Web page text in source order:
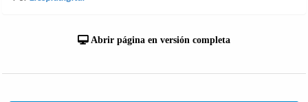
Abrir página en versión completa